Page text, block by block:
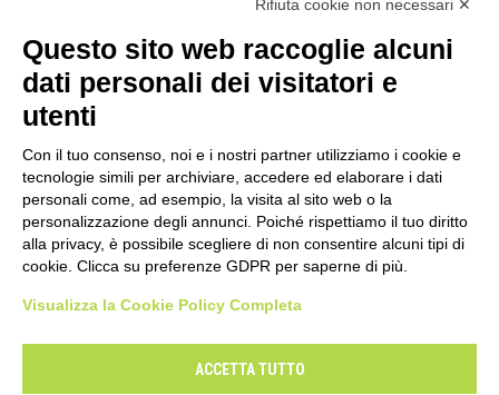
La redazione di Sonda ha fatto questa domanda a
diversi artisti italiani e stranieri, dai Calexico a
Bennato, dalla Mannoia alle Orme, da Jon Spencer…
Cookie Policy
Modifica preferenze
Rifiuta cookie non necessari ✕
Questo sito web raccoglie alcuni
dati personali dei visitatori e
utenti
Con il tuo consenso, noi e i nostri partner utilizziamo i cookie e
tecnologie simili per archiviare, accedere ed elaborare i dati
personali come, ad esempio, la visita al sito web o la
personalizzazione degli annunci. Poiché rispettiamo il tuo diritto
alla privacy, è possibile scegliere di non consentire alcuni tipi di
cookie. Clicca su preferenze GDPR per saperne di più.
Visualizza la Cookie Policy Completa
ACCETTA TUTTO